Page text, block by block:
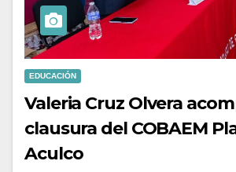
EDUCACIÓN
Valeria Cruz Olvera
clausura del COBAEM
Aculco